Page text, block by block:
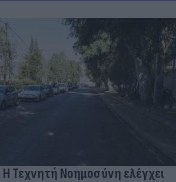
Τεχνητή Νοημοσύνη ελέγχει